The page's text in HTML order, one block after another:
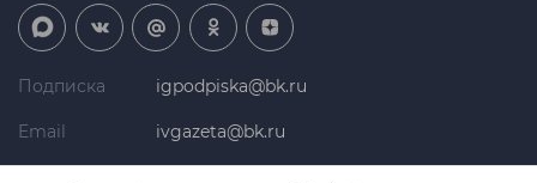
Подписка igpodpiska@bk.ru
Email ivgazeta@bk.ru